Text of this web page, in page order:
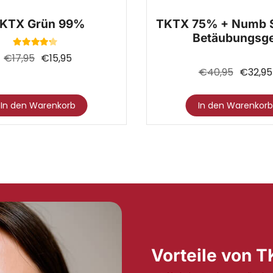
Grün 99%
Bewertet mit
€17,95 €15,95
In den Warenkorb
Dieses
auf.
Die
TKTX 75% + Numb
€40,95 €32,95
In den Warenkorb
Vorteile von